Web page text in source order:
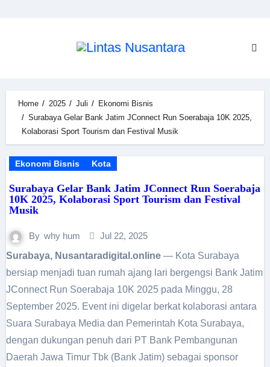
Home 2025 Juli
Ekonomi Bisnis
Surabaya Gelar Bank Jatim JConnect Run Soerabaja 10K 2025,
Kolaborasi Sport Tourism dan Festival Musik
Ekonomi Bisnis Kota
Surabaya Gelar Bank Jatim JConnect Run Soerabaja
10K 2025, Kolaborasi Sport Tourism dan Festival
Musik
By why hum
Jul 22, 2025
Surabaya, Nusantaradigital.online— Kota Surabaya
bersiap menjadi tuan rumah ajang lari bergengsi Bank Jatim
JConnect Run Soerabaja 10K 2025 pada Minggu, 28
September 2025. Event ini digelar berkat kolaborasi antara
Suara Surabaya Media dan Pemerintah Kota Surabaya,
dengan dukungan penuh dari PT Bank Pembangunan
Daerah Jawa Timur Tbk (Bank Jatim) sebagai sponsor